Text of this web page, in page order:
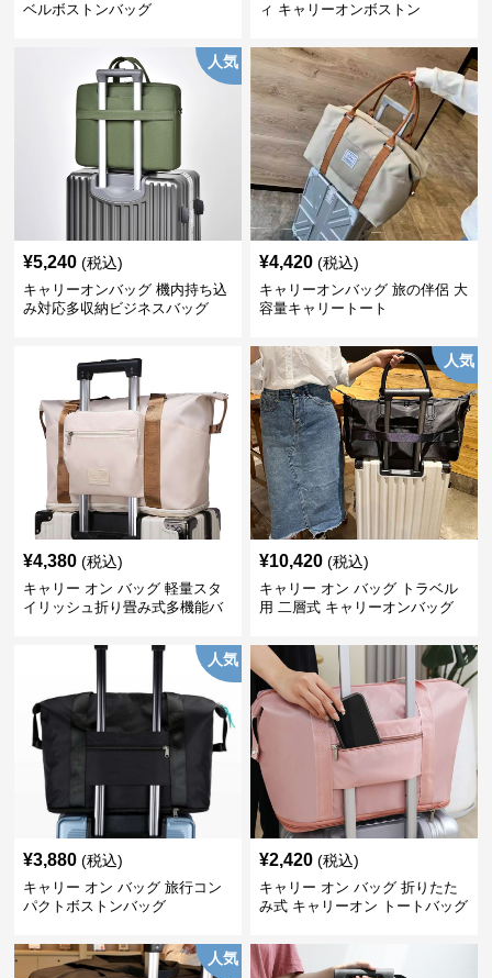
ベルボストンバッグ
ィ キャリーオンボストン
人気
¥5,240 (税込)
キャリーオンバッグ 機内持ち込
み対応多収納ビジネスバッグ
¥4,420 (税込)
キャリーオンバッグ 旅の伴侶 大
容量キャリートート
¥4,380 (税込)
キャリー オン バッグ 軽量スタ
イリッシュ折り畳み式多機能バ
人気
¥10,420 (税込)
キャリー オン バッグ トラベル
用 二層式 キャリーオンバッグ
人気
¥3,880 (税込)
キャリー オン バッグ 旅行コン
パクトボストンバッグ
¥2,420 (税込)
キャリー オン バッグ 折りたた
み式 キャリーオン トートバッグ
人気